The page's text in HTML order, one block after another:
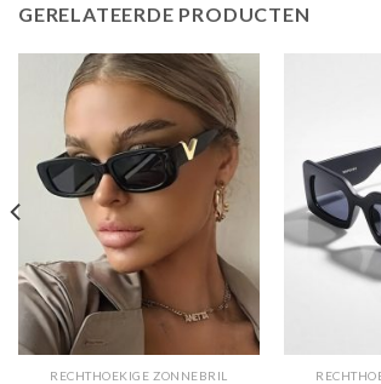
GERELATEERDE PRODUCTEN
RECHTHOEKIGE ZONNEBRIL